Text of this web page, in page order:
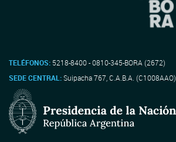
TELÉFONOS: 5218-8400 - 0810-345-BORA (2672)
SEDE CENTRAL:Suipacha 767, C.A.B.A. (C1008AAO)